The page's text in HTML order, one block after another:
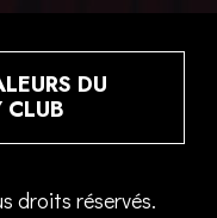
droits réservés.
DU
CLUB